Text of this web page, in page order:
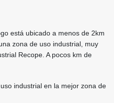
está ubicado a menos de 2km
zona de uso industrial, muy
Recope. A pocos km de
industrial en la mejor zona de